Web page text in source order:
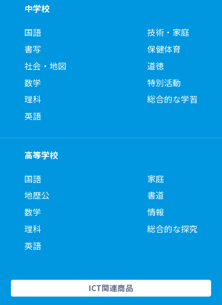
中学校
国語
書写
社会・地図
数学
理科
英語
技術・家庭
保健体育
道徳
特別活動
総合的な学習
高等学校
国語
地歴公
数学
理科
英語
家庭
書道
情報
総合的な探究
ICT関連商品